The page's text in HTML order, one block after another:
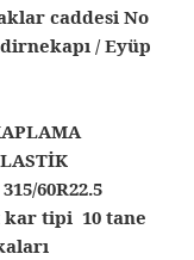
caddesi No
/ Eyüp
60R22.5
kar tipi 10 tane